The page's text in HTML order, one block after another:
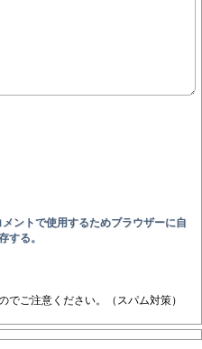
ントで使用するためブラウザーに自
する。
でご注意ください。（スパム対策）